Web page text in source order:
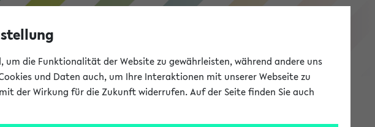
eKVV
um die Funktionalität der Website zu gewährleisten, während andere uns
und Daten auch, um Ihre Interaktionen mit unserer Webseite zu
der Wirkung für die Zukunft widerrufen. Auf der Seite finden Sie auch